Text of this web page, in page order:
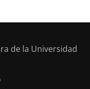
de la Universidad